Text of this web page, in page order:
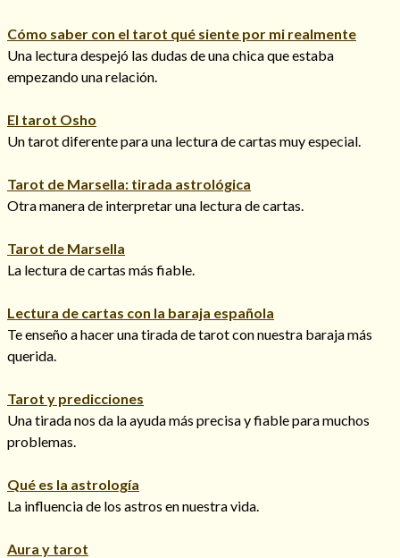
Hechizos de amor
Cómo alejar a la amante de mi esposo
Cómo saber con el tarot qué siente por mi realmente
Una lectura despejó las dudas de una chica que estaba
empezando una relación.
El tarot Osho
Un tarot diferente para una lectura de cartas muy especial.
Tarot de Marsella: tirada astrológica
Otra manera de interpretar una lectura de cartas.
Tarot de Marsella
La lectura de cartas más fiable.
Lectura de cartas con la baraja española
Te enseño a hacer una tirada de tarot con nuestra baraja más
querida.
Tarot y predicciones
Una tirada nos da la ayuda más precisa y fiable para muchos
problemas.
Qué es la astrología
La influencia de los astros en nuestra vida.
Aura y tarot